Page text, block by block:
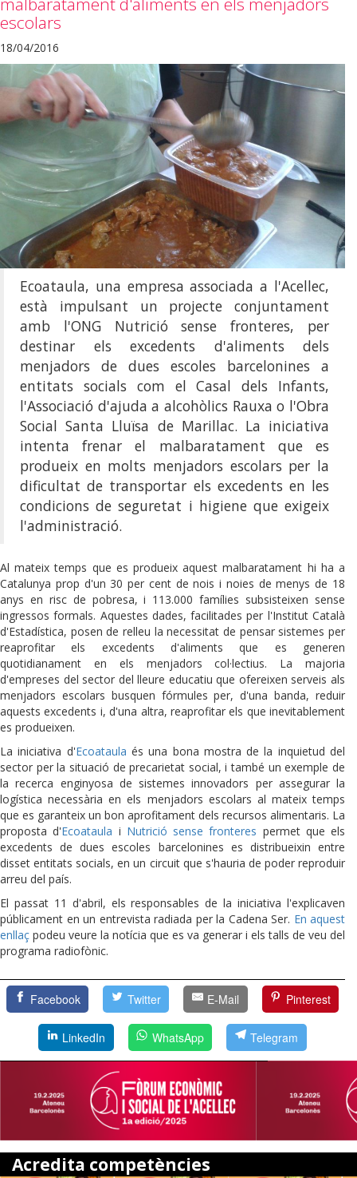
escolars
18/04/2016
Ecoataula, una empresa associada a l'Acellec,
està impulsant un projecte conjuntament
amb l'ONG Nutrició sense fronteres, per
destinar els excedents d'aliments dels
menjadors de dues escoles barcelonines a
entitats socials com el Casal dels Infants,
l'Associació d'ajuda a alcohòlics Rauxa o l'Obra
Social Santa Lluïsa de Marillac. La iniciativa
intenta frenar el malbaratament que es
produeix en molts menjadors escolars per la
dificultat de transportar els excedents en les
condicions de seguretat i higiene que exigeix
l'administració.
Al mateix temps que es produeix aquest malbaratament hi ha a
Catalunya prop d'un 30 per cent de nois i noies de menys de 18
anys en risc de pobresa, i 113.000 famílies subsisteixen sense
ingressos formals. Aquestes dades, facilitades per l'Institut Català
d'Estadística, posen de relleu la necessitat de pensar sistemes per
reaprofitar els excedents d'aliments que es generen
quotidianament en els menjadors col·lectius. La majoria
d'empreses del sector del lleure educatiu que ofereixen serveis als
menjadors escolars busquen fórmules per, d'una banda, reduir
aquests excedents i, d'una altra, reaprofitar els que inevitablement
es produeixen.
La iniciativa d'Ecoataula és una bona mostra de la inquietud del
sector per la situació de precarietat social, i també un exemple de
la recerca enginyosa de sistemes innovadors per assegurar la
logística necessària en els menjadors escolars al mateix temps
que es garanteix un bon aprofitament dels recursos alimentaris. La
proposta d'Ecoataula i Nutrició sense fronteres permet que els
excedents de dues escoles barcelonines es distribueixin entre
disset entitats socials, en un circuit que s'hauria de poder reproduir
arreu del país.
El passat 11 d'abril, els responsables de la iniciativa l'explicaven
públicament en un entrevista radiada per la Cadena Ser. En aquest
enllaç podeu veure la notícia que es va generar i els talls de veu del
programa radiofònic.
Facebook Twitter E-Mail Pinterest
LinkedIn WhatsApp Telegram
Acredita competències